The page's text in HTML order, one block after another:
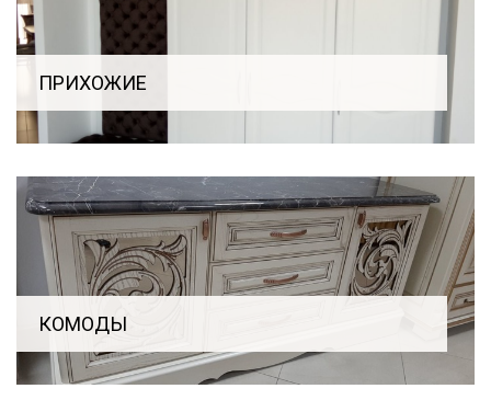
ПРИХОЖИЕ
КОМОДЫ